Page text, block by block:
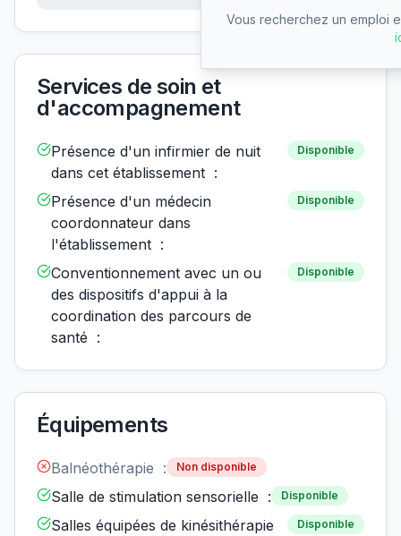
Services de soin et
d'accompagnement
Présence d'un infirmier de nuit
dans cet établissement :
Disponible
Présence d'un médecin
coordonnateur dans
l'établissement :
Disponible
Conventionnement avec un ou
des dispositifs d'appui à la
coordination des parcours de
santé :
Disponible
Équipements
Balnéothérapie : Non disponible
Salle de stimulation sensorielle : Disponible
Salles équipées de kinésithérapie
Disponible
Vous recherchez un emploi